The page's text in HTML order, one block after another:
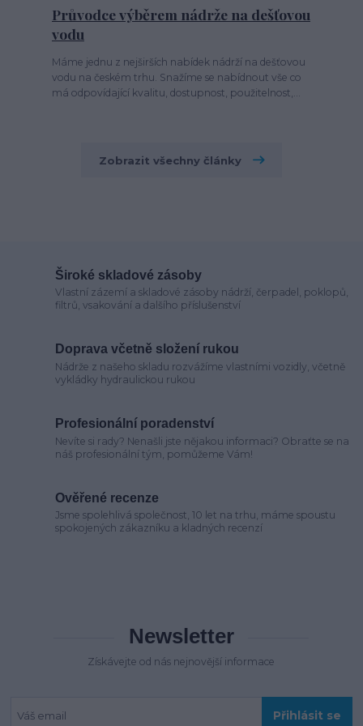
Průvodce výběrem nádrže na dešťovou
vodu
Máme jednu z nejširších nabídek nádrží na dešťovou
vodu na českém trhu. Snažíme se nabídnout vše co
má odpovídající kvalitu, dostupnost, použitelnost,...
Zobrazit všechny články
Široké skladové zásoby
Vlastní zázemí a skladové zásoby nádrží, čerpadel, poklopů,
filtrů, vsakování a dalšího příslušenství
Doprava včetně složení rukou
Nádrže z našeho skladu rozvážíme vlastními vozidly, včetně
vykládky hydraulickou rukou
Profesionální poradenství
Nevíte si rady? Nenašli jste nějakou informaci? Obraťte se na
náš profesionální tým, pomůžeme Vám!
Ověřené recenze
Jsme spolehlivá společnost, 10 let na trhu, máme spoustu
spokojených zákazníku a kladných recenzí
Newsletter
Získávejte od nás nejnovější informace
Přihlásit se